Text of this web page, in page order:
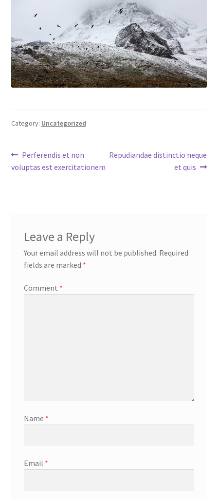
Category: Uncategorized
Post
navigation
Previous
post:
Perferendis et non
voluptas est exercitationem
Next
Repudiandae distinctio neque
et quis
Leave a Reply
Your email address will not be published. Required
fields are marked *
Comment *
Name *
Email *